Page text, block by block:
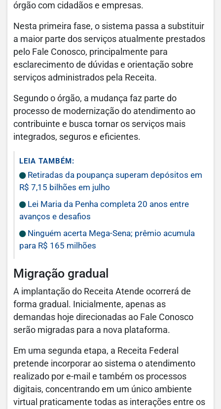
órgão com cidadãos e empresas.
Nesta primeira fase, o sistema passa a substituir
a maior parte dos serviços atualmente prestados
pelo Fale Conosco, principalmente para
esclarecimento de dúvidas e orientação sobre
serviços administrados pela Receita.
Segundo o órgão, a mudança faz parte do
processo de modernização do atendimento ao
contribuinte e busca tornar os serviços mais
integrados, seguros e eficientes.
LEIA TAMBÉM:
Retiradas da poupança superam depósitos em
R$ 7,15 bilhões em julho
Lei Maria da Penha completa 20 anos entre
avanços e desafios
Ninguém acerta Mega-Sena; prêmio acumula
para R$ 165 milhões
Migração gradual
A implantação do Receita Atende ocorrerá de
forma gradual. Inicialmente, apenas as
demandas hoje direcionadas ao Fale Conosco
serão migradas para a nova plataforma.
Em uma segunda etapa, a Receita Federal
pretende incorporar ao sistema o atendimento
realizado por e-mail e também os processos
digitais, concentrando em um único ambiente
virtual praticamente todas as interações entre os